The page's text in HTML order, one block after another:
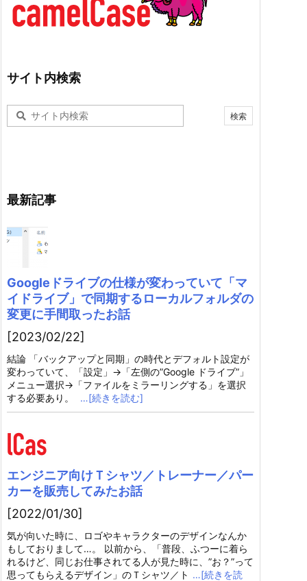
サイト内検索
最新記事
Googleドライブの仕様が変わっていて「マ
イドライブ」で同期するローカルフォルダの
変更に手間取ったお話
[2023/02/22]
結論 「バックアップと同期」の時代とデフォルト設定が
変わっていて、「設定」→「左側の”Google ドライブ”」
メニュー選択→「ファイルをミラーリングする」を選択
する必要あり。
…[続きを読む]
エンジニア向けＴシャツ／トレーナー／パー
カーを販売してみたお話
[2022/01/30]
気が向いた時に、ロゴやキャラクターのデザインなんか
もしておりまして…。 以前から、「普段、ふつーに着ら
れるけど、同じお仕事されてる人が見た時に、”お？”って
思ってもらえるデザイン」のＴシャツ／ト …[続きを読